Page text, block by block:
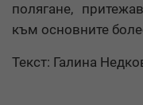
полягане,
към основните
Текст: Галина